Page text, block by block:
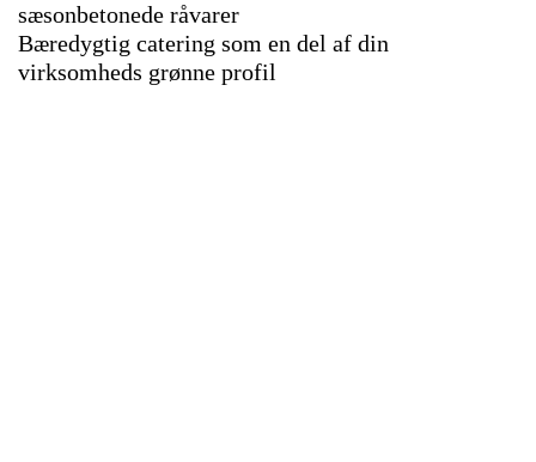
sæsonbetonede råvarer
Bæredygtig catering som en del af din
virksomheds grønne profil